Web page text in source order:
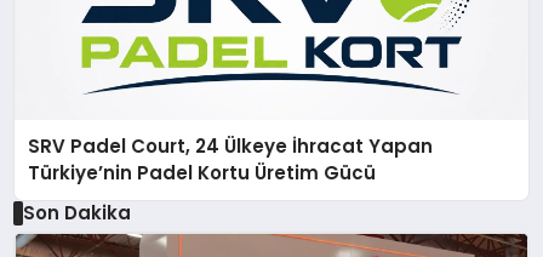
SRV Padel Court, 24 Ülkeye İhracat Yapan
Türkiye’nin Padel Kortu Üretim Gücü
Son Dakika